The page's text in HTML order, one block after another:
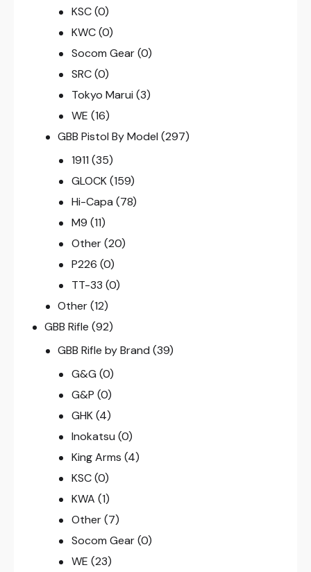
KSC (0)
KWC (0)
Socom Gear (0)
SRC (0)
Tokyo Marui (3)
WE (16)
GBB Pistol By Model (297)
1911 (35)
GLOCK (159)
Hi-Capa (78)
M9 (11)
Other (20)
P226 (0)
TT-33 (0)
Other (12)
GBB Rifle (92)
GBB Rifle by Brand (39)
G&G (0)
G&P (0)
GHK (4)
Inokatsu (0)
King Arms (4)
KSC (0)
KWA (1)
Other (7)
Socom Gear (0)
WE (23)